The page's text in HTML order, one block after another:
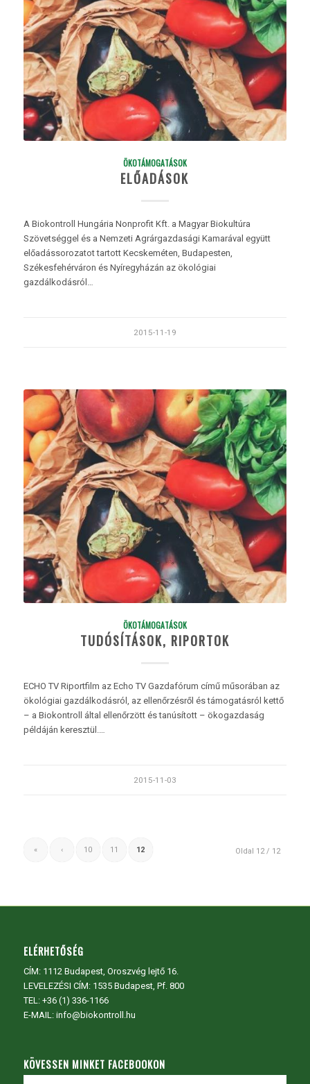
ÖKOTÁMOGATÁSOK
ELŐADÁSOK
A Biokontroll Hungária Nonprofit Kft. a Magyar Biokultúra
Szövetséggel és a Nemzeti Agrárgazdasági Kamarával együtt
előadássorozatot tartott Kecskeméten, Budapesten,
Székesfehérváron és Nyíregyházán az ökológiai
gazdálkodásról…
2015-11-19
ÖKOTÁMOGATÁSOK
TUDÓSÍTÁSOK, RIPORTOK
ECHO TV Riportfilm az Echo TV Gazdafórum című műsorában az
ökológiai gazdálkodásról, az ellenőrzésről és támogatásról kettő
– a Biokontroll által ellenőrzött és tanúsított – ökogazdaság
példáján keresztül.…
2015-11-03
Oldal 12 / 12
« ‹ 10 11 12
ELÉRHETŐSÉG
CÍM: 1112 Budapest, Oroszvég lejtő 16.
LEVELEZÉSI CÍM: 1535 Budapest, Pf. 800
TEL: +36 (1) 336-1166
E-MAIL: info@biokontroll.hu
KÖVESSEN MINKET FACEBOOKON